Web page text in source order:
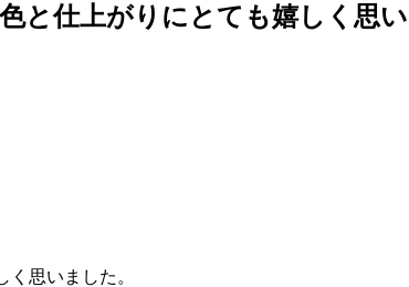
と仕上がりにとても嬉しく思
思いました。